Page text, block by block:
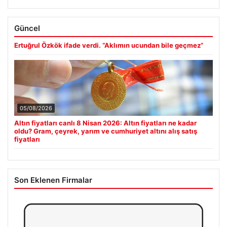
Güncel
Ertuğrul Özkök ifade verdi. “Aklımın ucundan bile geçmez”
05/08/2026
Altın fiyatları canlı 8 Nisan 2026: Altın fiyatları ne kadar
oldu? Gram, çeyrek, yarım ve cumhuriyet altını alış satış
fiyatları
Son Eklenen Firmalar